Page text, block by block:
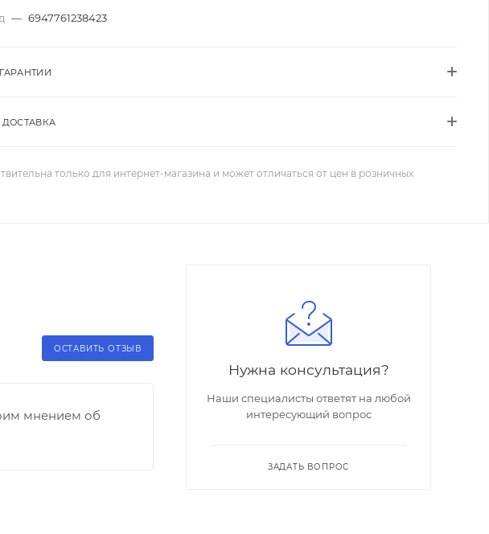
— 6947761238423
только для интернет-магазина и может отличаться от цен в розничных
ОСТАВИТЬ ОТЗЫВ
мнением об
Нужна консультация?
Наши специалисты ответят на любой
интересующий вопрос
ЗАДАТЬ ВОПРОС